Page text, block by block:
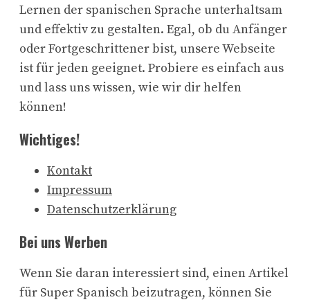
Lernen der spanischen Sprache unterhaltsam
und effektiv zu gestalten. Egal, ob du Anfänger
oder Fortgeschrittener bist, unsere Webseite
ist für jeden geeignet. Probiere es einfach aus
und lass uns wissen, wie wir dir helfen
können!
Wichtiges!
Kontakt
Impressum
Datenschutzerklärung
Bei uns Werben
Wenn Sie daran interessiert sind, einen Artikel
für Super Spanisch beizutragen, können Sie